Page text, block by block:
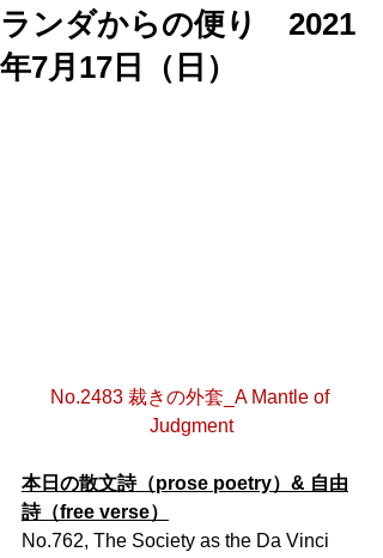
ランダからの便り 2021
年7月17日（日）
No.2483 裁きの外套_A Mantle of
Judgment
本日の散文詩（prose poetry）& 自由
詩（free verse）
No.762, The Society as the Da Vinci